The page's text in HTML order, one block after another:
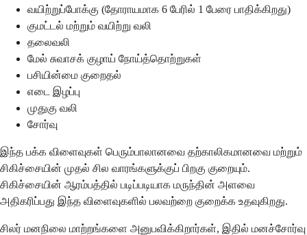
வயிற்றுப்போக்கு (தோராயமாக 6 பேரில் 1 பேரை பாதிக்கிறது)
குமட்டல் மற்றும் வயிற்று வலி
தலைவலி
மேல் சுவாசக் குழாய் நோய்த்தொற்றுகள்
பசியின்மை குறைதல்
எடை இழப்பு
முதுகு வலி
சோர்வு
இந்த பக்க விளைவுகள் பெரும்பாலானவை தற்காலிகமானவை மற்றும்
சிகிச்சையின் முதல் சில வாரங்களுக்குப் பிறகு குறையும்.
சிகிச்சையின் ஆரம்பத்தில் படிப்படியாக மருந்தின் அளவை
அதிகரிப்பது இந்த விளைவுகளில் பலவற்றை குறைக்க உதவுகிறது.
சிலர் மனநிலை மாற்றங்களை அனுபவிக்கிறார்கள், இதில் மனச்சோர்வு